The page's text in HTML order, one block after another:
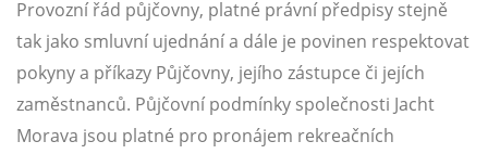
Provozní řád půjčovny, platné právní předpisy stejně
tak jako smluvní ujednání a dále je povinen respektovat
pokyny a příkazy Půjčovny, jejího zástupce či jejích
zaměstnanců. Půjčovní podmínky společnosti Jacht
Morava jsou platné pro pronájem rekreačních
Po
odeslání
objednávky